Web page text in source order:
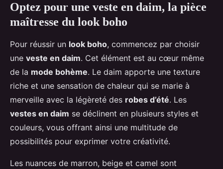
Optez pour une veste en daim, la pièce
maîtresse du look boho
Pour réussir un look boho, commencez par choisir
une veste en daim. Cet élément est au cœur même
de la mode bohème. Le daim apporte une texture
riche et une sensation de chaleur qui se marie à
merveille avec la légèreté des robes d’été. Les
vestes en daim se déclinent en plusieurs styles et
couleurs, vous offrant ainsi une multitude de
possibilités pour exprimer votre créativité.
Les nuances de marron, beige et camel sont